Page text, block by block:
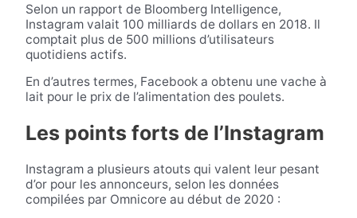
Selon un rapport de Bloomberg Intelligence,
Instagram valait 100 milliards de dollars en 2018. Il
comptait plus de 500 millions d’utilisateurs
quotidiens actifs.
En d’autres termes, Facebook a obtenu une vache à
lait pour le prix de l’alimentation des poulets.
Les points forts de l’Instagram
Instagram a plusieurs atouts qui valent leur pesant
d’or pour les annonceurs, selon les données
compilées par Omnicore au début de 2020 :